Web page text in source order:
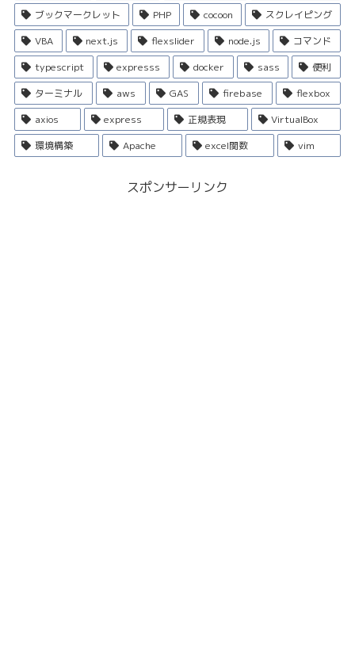
ブックマークレット
PHP cocoon
スクレイピング
VBA
next.js flexslider node.js
コマンド
typescript
expresss docker sass
便利
ターミナル
aws GAS firebase
flexbox
axios
express 正規表現
VirtualBox
環境構築
Apache excel関数 vim
スポンサーリンク